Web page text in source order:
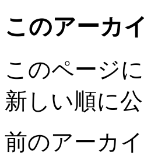
このアーカ
このページに
新しい順に
前のアーカ